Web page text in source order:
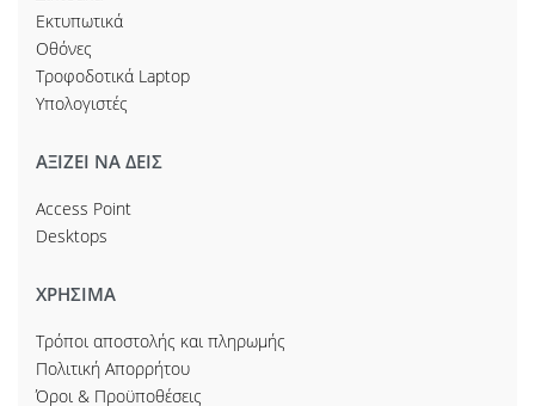
Εκτυπωτικά
Οθόνες
Τροφοδοτικά Laptop
Υπολογιστές
ΑΞΙΖΕΙ ΝΑ ΔΕΙΣ
Access Point
Desktops
ΧΡΗΣΙΜΑ
Τρόποι αποστολής και πληρωμής
Πολιτική Απορρήτου
Όροι & Προϋποθέσεις